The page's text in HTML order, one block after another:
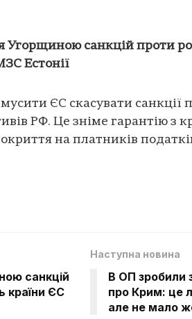
Угорщиною санкцій проти
Естонії
ЄС скасувати санкції
РФ. Це зніме гарантію з
на платників
санкцій
країни ЄС
Наступна новина
В ОП зробили
про Крим: це
але не мало